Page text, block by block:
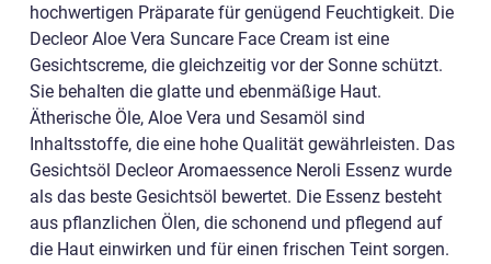
hochwertigen Präparate für genügend Feuchtigkeit. Die
Decleor Aloe Vera Suncare Face Cream ist eine
Gesichtscreme, die gleichzeitig vor der Sonne schützt.
Sie behalten die glatte und ebenmäßige Haut.
Ätherische Öle, Aloe Vera und Sesamöl sind
Inhaltsstoffe, die eine hohe Qualität gewährleisten. Das
Gesichtsöl Decleor Aromaessence Neroli Essenz wurde
als das beste Gesichtsöl bewertet. Die Essenz besteht
aus pflanzlichen Ölen, die schonend und pflegend auf
die Haut einwirken und für einen frischen Teint sorgen.